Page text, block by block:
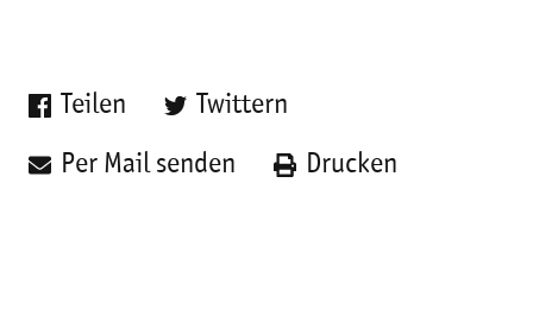
Teilen Twittern
Per Mail senden Drucken